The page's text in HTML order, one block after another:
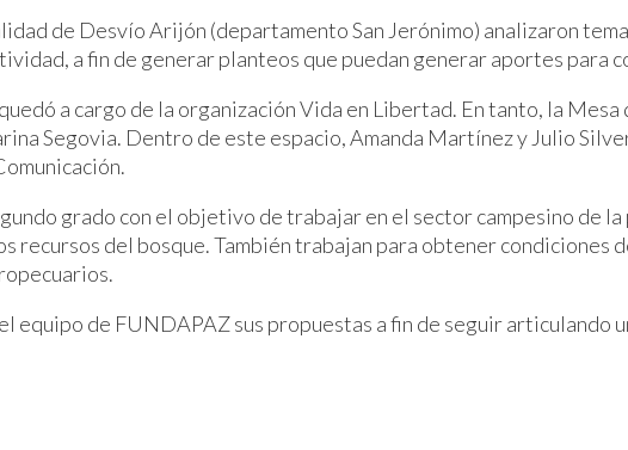
de Desvío Arijón (departamento San Jerónimo) analizaron
a fin de generar planteos que puedan generar aportes para
a cargo de la organización Vida en Libertad. En tanto, la
Segovia. Dentro de este espacio, Amanda Martínez y Julio
grado con el objetivo de trabajar en el sector campesino de
recursos del bosque. También trabajan para obtener
equipo de FUNDAPAZ sus propuestas a fin de seguir articulando